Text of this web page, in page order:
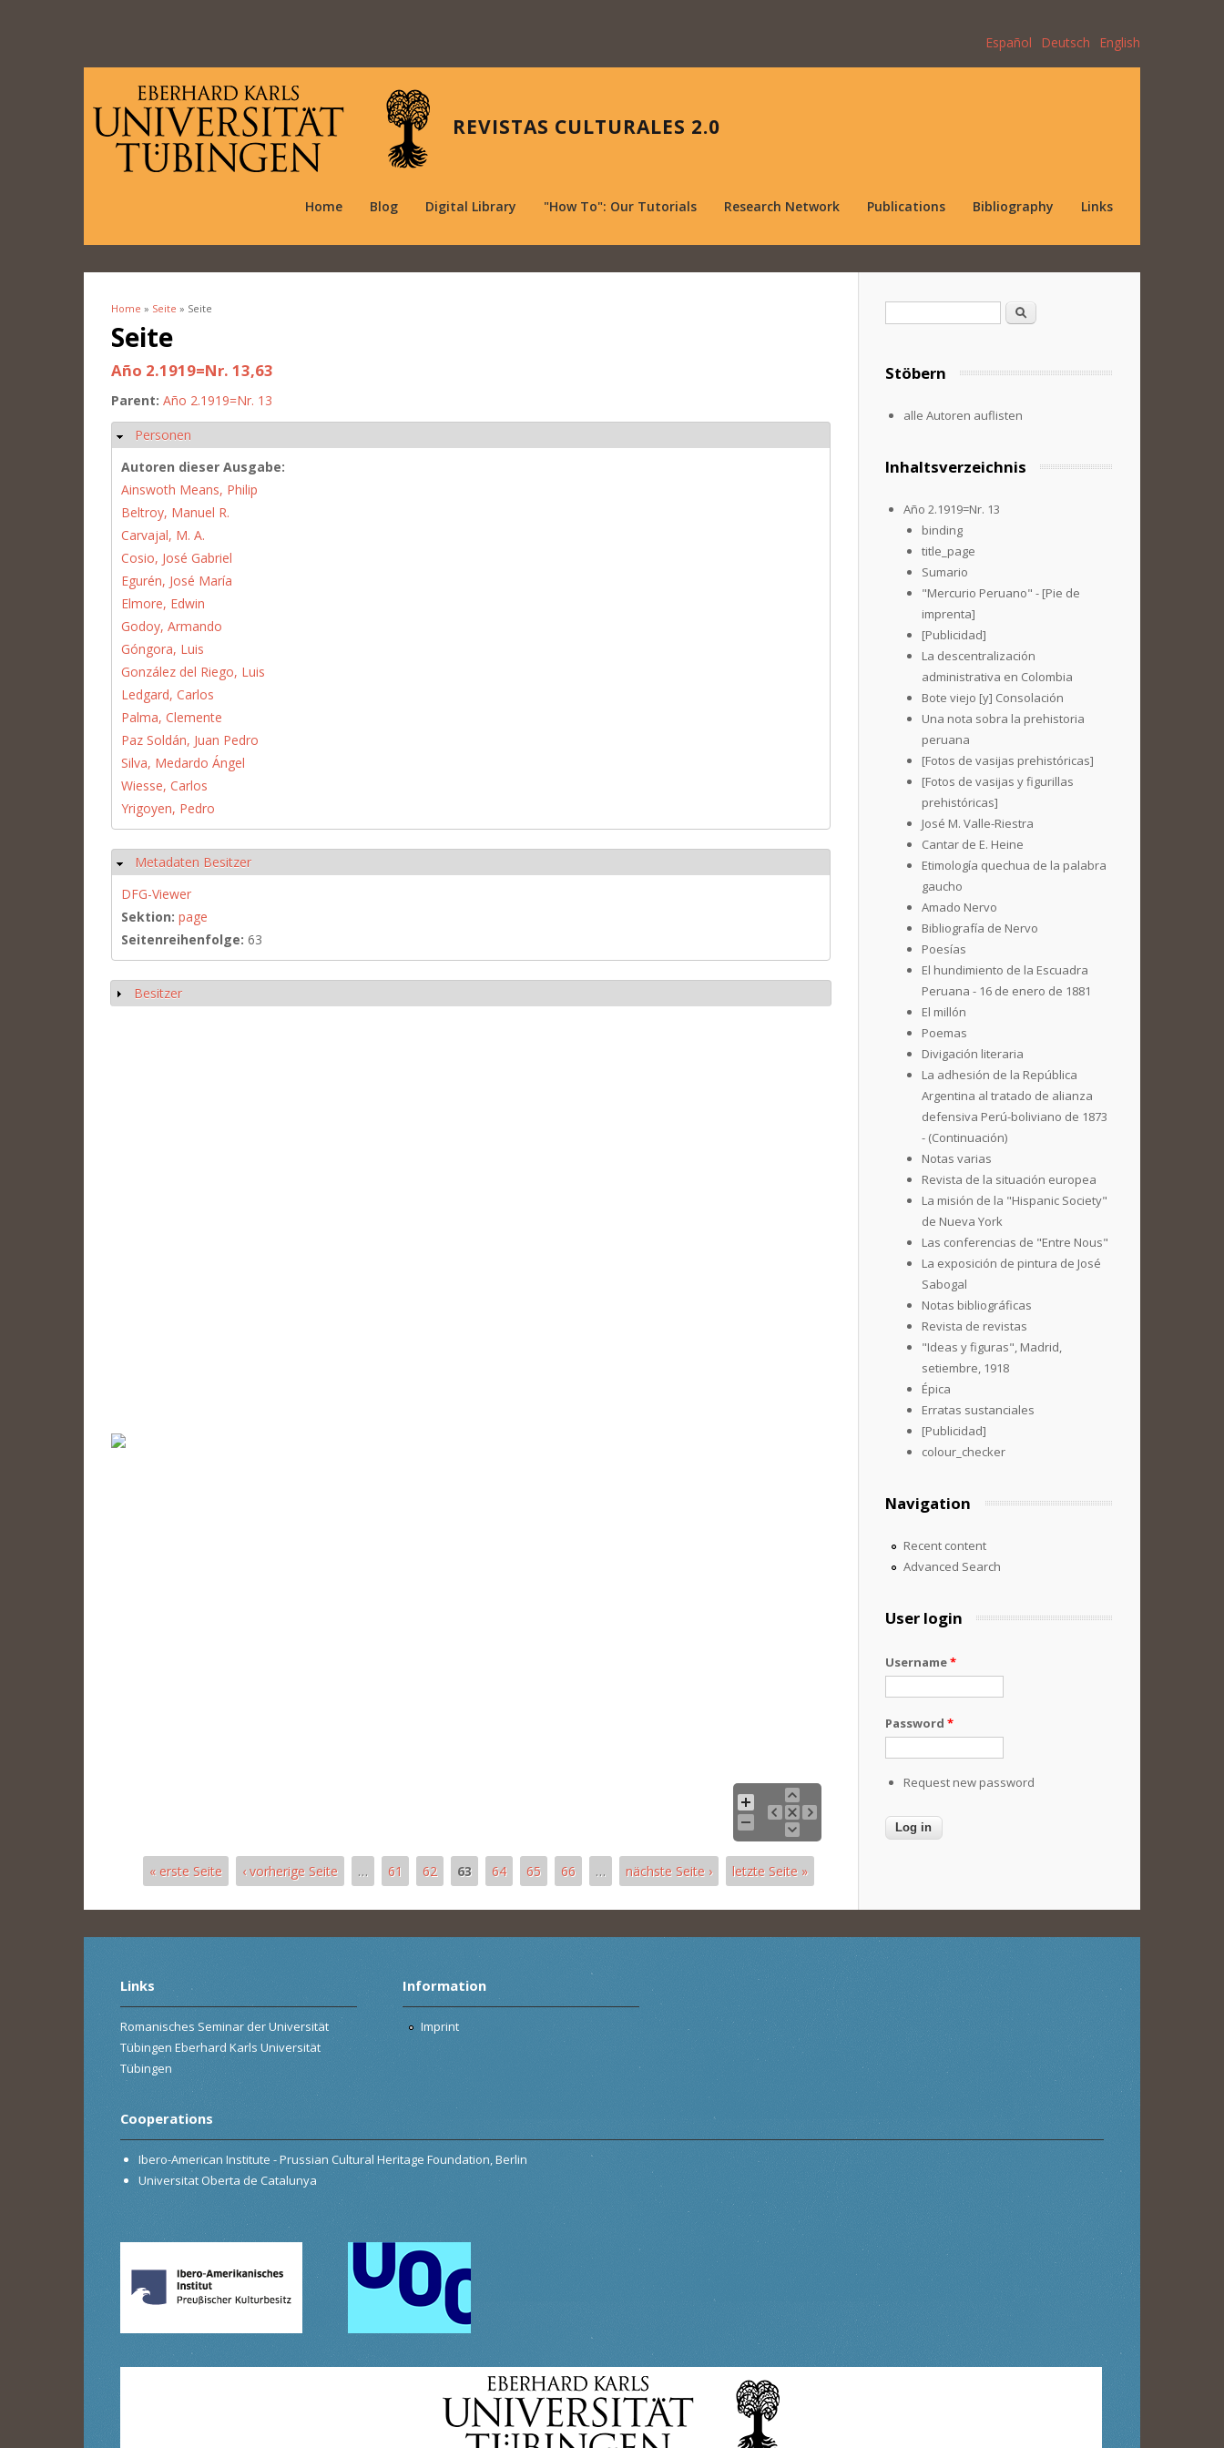
Español Deutsch English
REVISTAS CULTURALES 2.0
Home Blog Digital Library "How To": Our Tutorials Research Network Publications Bibliography Links
You are here
Home » Seite » Seite
Seite
Año 2.1919=Nr. 13,63
Parent: Año 2.1919=Nr. 13
Hide
Personen
Autoren dieser Ausgabe:
Ainswoth Means, Philip
Beltroy, Manuel R.
Carvajal, M. A.
Cosio, José Gabriel
Egurén, José María
Elmore, Edwin
Godoy, Armando
Góngora, Luis
González del Riego, Luis
Ledgard, Carlos
Palma, Clemente
Paz Soldán, Juan Pedro
Silva, Medardo Ángel
Wiesse, Carlos
Yrigoyen, Pedro
Hide
Metadaten Besitzer
DFG-Viewer
Sektion: page
Seitenreihenfolge: 63
Show
Besitzer
« erste Seite ‹ vorherige Seite … 61 62 63 64 65 66 … nächste Seite › letzte Seite »
Search
Stöbern
alle Autoren auflisten
Inhaltsverzeichnis
Año 2.1919=Nr. 13
binding
title_page
Sumario
"Mercurio Peruano" - [Pie de
imprenta]
[Publicidad]
La descentralización
administrativa en Colombia
Bote viejo [y] Consolación
Una nota sobra la prehistoria
peruana
[Fotos de vasijas prehistóricas]
[Fotos de vasijas y figurillas
prehistóricas]
José M. Valle-Riestra
Cantar de E. Heine
Etimología quechua de la palabra
gaucho
Amado Nervo
Bibliografía de Nervo
Poesías
El hundimiento de la Escuadra
Peruana - 16 de enero de 1881
El millón
Poemas
Divigación literaria
La adhesión de la República
Argentina al tratado de alianza
defensiva Perú-boliviano de 1873
- (Continuación)
Notas varias
Revista de la situación europea
La misión de la "Hispanic Society"
de Nueva York
Las conferencias de "Entre Nous"
La exposición de pintura de José
Sabogal
Notas bibliográficas
Revista de revistas
"Ideas y figuras", Madrid,
setiembre, 1918
Épica
Erratas sustanciales
[Publicidad]
colour_checker
Navigation
Recent content
Advanced Search
User login
Username*
Password *
Request new password
Links
Romanisches Seminar der Universität
Tübingen Eberhard Karls Universität
Tübingen
Information
Imprint
Cooperations
Ibero-American Institute - Prussian Cultural Heritage Foundation, Berlin
Universitat Oberta de Catalunya